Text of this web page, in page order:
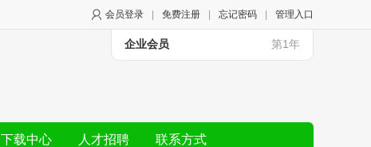
会员登录 免费注册 忘记密码 管理入口
企业会员 第1年
下载中心 人才招聘 联系方式